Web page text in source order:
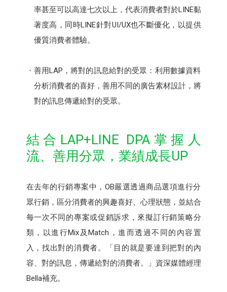
率甚至可以高達七次以上，代表消費者對於LINE黏
著度高，同時LINE針對UI/UX也不斷優化，以提供
優質消費者體驗。
善用LAP，將對的訊息給對的受眾：利用數據資料
分析消費者的喜好，善用不同的廣告素材設計，將
對的訊息傳遞給對的受眾。
結合LAP+LINE DPA掌握人
流、善用分眾，業績成長UP
在去年的行銷專案中，OB嚴選透過商品選項進行分
眾行銷，區分消費者的興趣喜好、心理狀態，並結合
每一次不同的專案或促銷訴求，來擬訂行銷策略分
類，以進行Mix及Match，進而透過不同的內容置
入，找出對的消費者。「目的就是要達到把對的內
容、對的訊息，傳遞給對的消費者。」資深媒體經理
Bella補充。